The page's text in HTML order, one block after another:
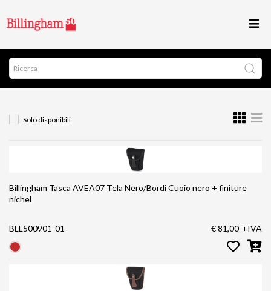
Solo disponibili
Billingham Tasca AVEA07 Tela Nero/Bordi Cuoio nero + finiture
nichel
BLL500901-01 € 81,00 +IVA